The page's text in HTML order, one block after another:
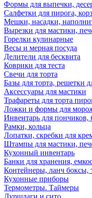
Формы для выпечки,
Салфетки для пирога,
Мешки, насадки,
Вырезки для мастики,
Горелки кулинарные
Весы и мерная посуда
Делители для бесквита
Коврики для теста
Свечи для торта
Базы для торта, решетки
Аксессуары для мастики
Трафареты для торта
Ложки и формы для
Инвентарь для пончиков,
Рамки, кольца
Лопатки, скребки для
Штампы для мастики,
Кухонный инвентарь
Банки для хранения,
Контейнеры, ланч боксы,
Кухонные приборы
Термометры. Таймеры
Дуршлаги и сито